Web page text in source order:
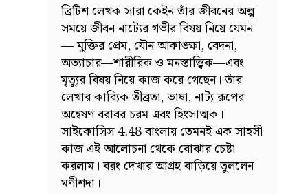
ব্রিটিশ লেখক সারা কেইন তাঁর জীবনের অল্প
সময়ে জীবন নাট্যের গভীর বিষয় নিয়ে যেমন
— মুক্তির প্রেম, যৌন আকাঙ্ক্ষা, বেদনা,
অত্যাচার—শারীরিক ও মনস্তাত্ত্বিক—এবং
মৃত্যুর বিষয় নিয়ে কাজ করে গেছেন। তাঁর
লেখার কাব্যিক তীব্রতা, ভাষা, নাট্য রূপের
অন্বেষণ বরাবর চরম এবং হিংসাত্মক।
সাইকোসিস 4.48 বাংলায় তেমনই এক সাহসী
কাজ এই আলোচনা থেকে বোঝার চেষ্টা
করলাম। বরং দেখার আগ্রহ বাড়িয়ে তুললেন
মণীশদা।